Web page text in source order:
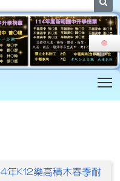
年K12樂高積木春季耐